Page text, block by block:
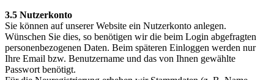
3.5 Nutzerkonto
Sie können auf unserer Website ein Nutzerkonto anlegen.
Wünschen Sie dies, so benötigen wir die beim Login abgefragten
personenbezogenen Daten. Beim späteren Einloggen werden nur
Ihre Email bzw. Benutzername und das von Ihnen gewählte
Passwort benötigt.